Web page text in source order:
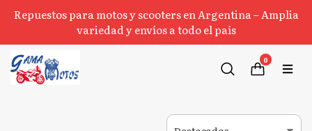
Repuestos para motos y scooters en Argentina – Amplia
variedad y envíos a todo el país
0